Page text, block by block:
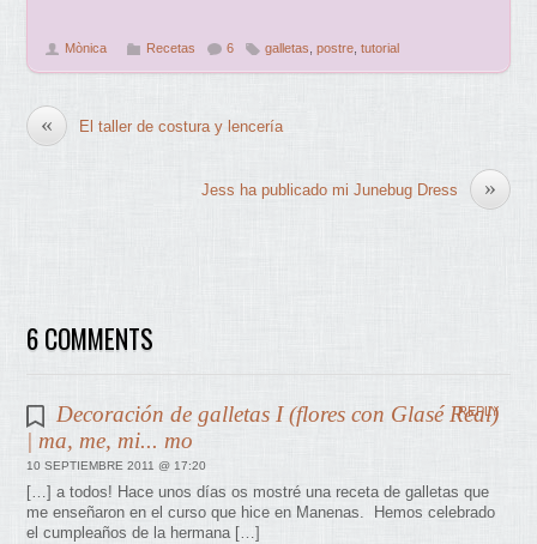
Mònica Recetas 6 galletas ,postre ,tutorial
« El taller de costura y lencería
»
Jess ha publicado mi Junebug Dress
6 COMMENTS
Decoración de galletas I (flores con Glasé Real)
| ma, me, mi... mo
10 SEPTIEMBRE 2011 @ 17:20
[…] a todos! Hace unos días os mostré una receta de galletas que
me enseñaron en el curso que hice en Manenas. Hemos celebrado
el cumpleaños de la hermana […]
REPLY